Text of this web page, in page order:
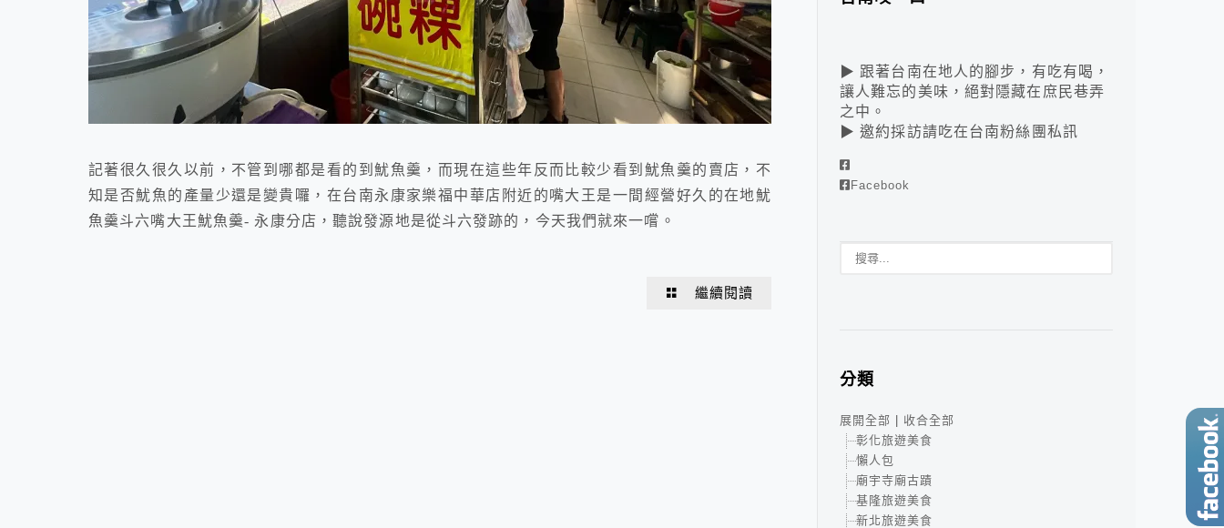
記著很久很久以前，不管到哪都是看的到魷魚羹，而現在這些年反而比較少看到魷魚羹的賣店，不
知是否魷魚的產量少還是變貴囉，在台南永康家樂福中華店附近的嘴大王是一間經營好久的在地魷
魚羹斗六嘴大王魷魚羹- 永康分店，聽說發源地是從斗六發跡的，今天我們就來一嚐。
繼續閱讀
▶ 跟著台南在地人的腳步，有吃有喝，
讓人難忘的美味，絕對隱藏在庶民巷弄
之中。
▶ 邀約採訪請吃在台南粉絲團私訊
Facebook
分類
展開全部
收合全部
彰化旅遊美食
懶人包
廟宇寺廟古蹟
基隆旅遊美食
新北旅遊美食